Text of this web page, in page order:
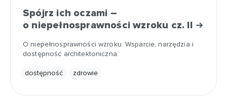
Spójrz ich oczami –
o niepełnosprawności wzroku cz. II
O niepełnosprawności wzroku. Wsparcie, narzędzia i
dostępność architektoniczna.
dostępność zdrowie